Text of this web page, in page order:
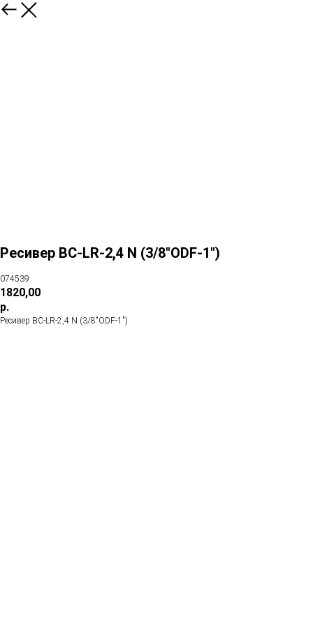
Ресивер BC-LR-2,4 N (3/8"ODF-1")
074539
1820,00
р.
Ресивер BC-LR-2,4 N (3/8"ODF-1")